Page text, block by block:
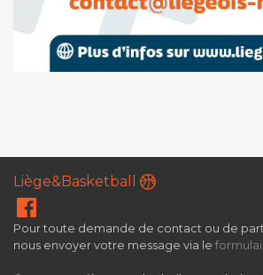
Liège&Basketball
Pour toute demande de contact ou de
nous envoyer votre message via le